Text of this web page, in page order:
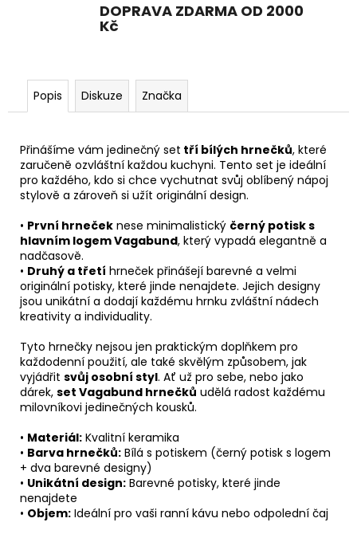
DOPRAVA ZDARMA OD 2000
Kč
Popis Diskuze Značka
Přinášíme vám jedinečný set tří bílých hrnečků, které
zaručeně ozvláštní každou kuchyni. Tento set je ideální
pro každého, kdo si chce vychutnat svůj oblíbený nápoj
stylově a zároveň si užít originální design.
• První hrneček nese minimalistický černý potisk s
hlavním logem Vagabund, který vypadá elegantně a
nadčasově.
• Druhý a třetí hrneček přinášejí barevné a velmi
originální potisky, které jinde nenajdete. Jejich designy
jsou unikátní a dodají každému hrnku zvláštní nádech
kreativity a individuality.
Tyto hrnečky nejsou jen praktickým doplňkem pro
každodenní použití, ale také skvělým způsobem, jak
vyjádřit svůj osobní styl. Ať už pro sebe, nebo jako
dárek, set Vagabund hrnečků udělá radost každému
milovníkovi jedinečných kousků.
• Materiál: Kvalitní keramika
• Barva hrnečků: Bílá s potiskem (černý potisk s logem
+ dva barevné designy)
• Unikátní design: Barevné potisky, které jinde
nenajdete
• Objem: Ideální pro vaši ranní kávu nebo odpolední čaj